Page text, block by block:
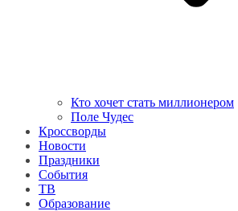
Кто хочет стать миллионером
Поле Чудес
Кроссворды
Новости
Праздники
События
ТВ
Образование